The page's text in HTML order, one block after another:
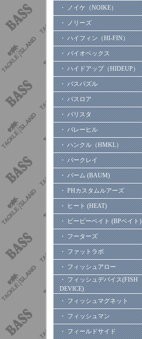
・ ノイケ（NOIKE）
・ ノリーズ
・ ハイフィン（HI-FIN）
・ バイオベックス
・ ハイドアップ（HIDEUP）
・ バスパズル
・ バスロア
・ バリスタ
・ バレーヒル
・ ハンクル（HMKL）
・ バークレイ
・ バーム (BAUM)
・ PHカスタムルアーズ
・ ヒート (HEAT)
・ ビーピーベイト (BPベイト)
・ フーターズ
・ ファットラボ
・ フィッシュアロー
・ フィッシュデバイス(FISH
DEVICE)
・ フィッシュマグネット
・ フィッシュマン
・ フィールドサイド